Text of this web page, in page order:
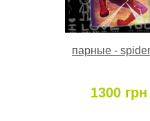
парные -
1300 грн